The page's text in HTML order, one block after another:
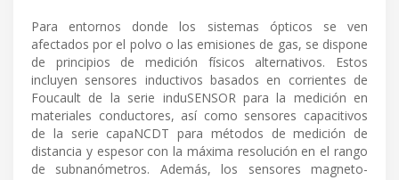
Para entornos donde los sistemas ópticos se ven
afectados por el polvo o las emisiones de gas, se dispone
de principios de medición físicos alternativos. Estos
incluyen sensores inductivos basados en corrientes de
Foucault de la serie induSENSOR para la medición en
materiales conductores, así como sensores capacitivos
de la serie capaNCDT para métodos de medición de
distancia y espesor con la máxima resolución en el rango
de subnanómetros. Además, los sensores magneto-